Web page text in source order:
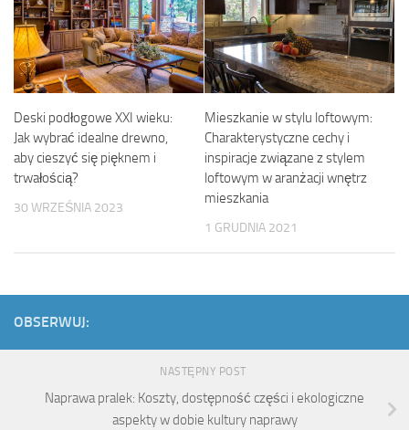
Deski podłogowe XXI wieku:
Jak wybrać idealne drewno,
aby cieszyć się pięknem i
trwałością?
30 WRZEŚNIA 2023
Mieszkanie w stylu loftowym:
Charakterystyczne cechy i
inspiracje związane z stylem
loftowym w aranżacji wnętrz
mieszkania
1 GRUDNIA 2021
OBSERWUJ:
NASTĘPNY POST
Naprawa pralek: Koszty, dostępność części i ekologiczne
aspekty w dobie kultury naprawy